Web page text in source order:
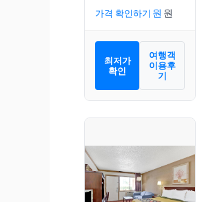
가격 확인하기
최저가
확인
여행객
이용후
기